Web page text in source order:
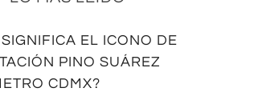
EL ICONO DE
PINO SUÁREZ
CDMX?